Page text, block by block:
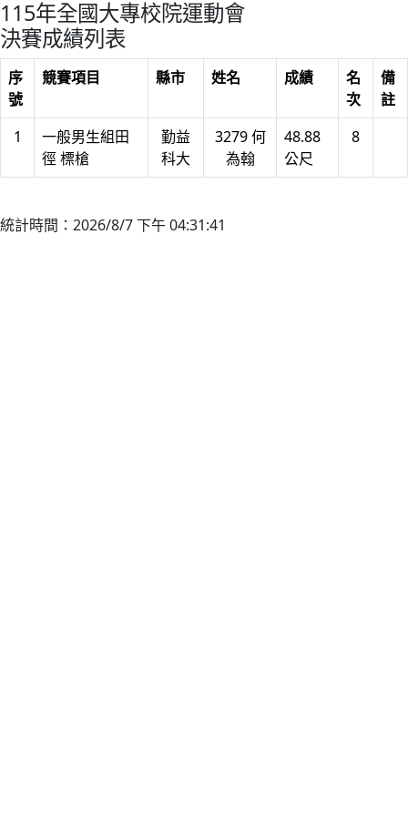
115年全國大專校院運動會
決賽成績列表
序
號
競賽項目 縣市 姓名 成績
名
次
備
註
1
一般男生組田
徑 標槍
勤益
科大
3279 何
為翰
48.88
公尺
8
統計時間：2026/8/7 下午 04:31:41